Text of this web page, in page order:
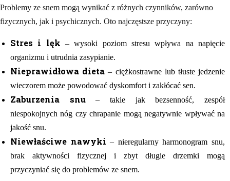
Problemy ze snem mogą wynikać z różnych czynników, zarówno
fizycznych, jak i psychicznych. Oto najczęstsze przyczyny:
Stres i lęk – wysoki poziom stresu wpływa na napięcie
organizmu i utrudnia zasypianie.
Nieprawidłowa dieta – ciężkostrawne lub tłuste jedzenie
wieczorem może powodować dyskomfort i zakłócać sen.
Zaburzenia snu– takie jak bezsenność, zespół
niespokojnych nóg czy chrapanie mogą negatywnie wpływać na
jakość snu.
Niewłaściwe nawyki – nieregularny harmonogram snu,
brak aktywności fizycznej i zbyt długie drzemki mogą
przyczyniać się do problemów ze snem.